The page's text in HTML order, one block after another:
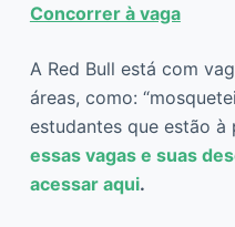
Concorrer à vaga
A Red Bull está com
áreas, como:
estudantes que estão à
essas vagas e suas
acessar aqui.